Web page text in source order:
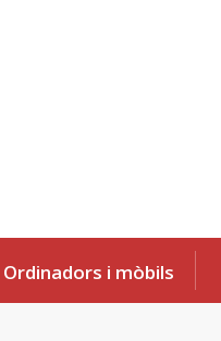
Ordinadors i mòbils